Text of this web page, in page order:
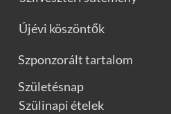
Újévi köszöntők
Szponzorált tartalom
Születésnap
Szülinapi ételek